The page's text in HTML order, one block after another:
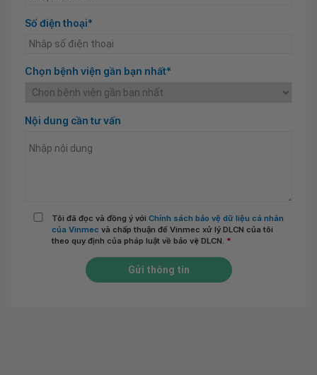
Số điện thoại*
Chọn bệnh viện gần bạn nhất*
Nội dung cần tư vấn
Tôi đã đọc và đồng ý với Chính sách bảo vệ dữ liệu cá nhân
của Vinmec và chấp thuận để Vinmec xử lý DLCN của tôi
theo quy định của pháp luật về bảo vệ DLCN. *
Gửi thông tin